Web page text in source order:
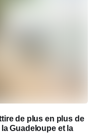
de plus en plus de
Guadeloupe et la